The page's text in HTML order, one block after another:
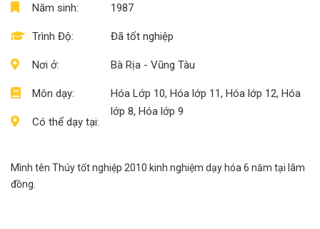
Năm sinh:
Trình Độ:
Nơi ở:
Môn dạy:
Có thể dạy tại:
1987
Đã tốt nghiệp
Bà Rịa - Vũng Tàu
Hóa Lớp 10, Hóa lớp 11, Hóa lớp 12, Hóa
lớp 8, Hóa lớp 9
Mình tên Thúy tốt nghiệp 2010 kinh nghiệm dạy hóa 6 năm tại lâm
đồng.